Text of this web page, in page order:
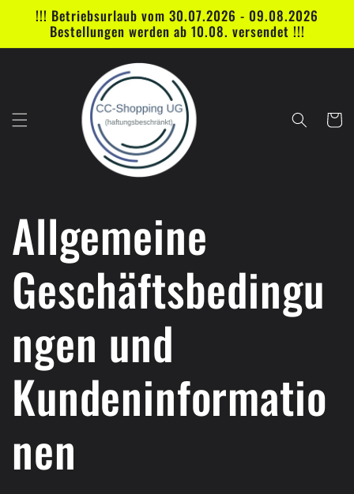
zum
Inhalt
!!! Betriebsurlaub vom 30.07.2026 - 09.08.2026
Bestellungen werden ab 10.08. versendet !!!
Allgemeine
Geschäftsbedingu
ngen und
Kundeninformatio
nen